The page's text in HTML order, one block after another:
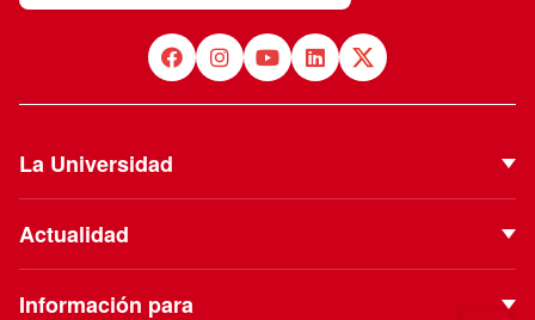
La Universidad
Proyecto Institucional
Actualidad
Información para